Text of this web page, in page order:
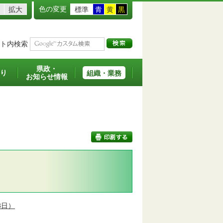
拡大 色の変更 標準 青 黄 黒
内検索
県政・
お知らせ情報
組織・業務
）